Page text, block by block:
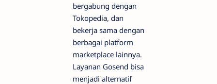
bergabung dengan
Tokopedia, dan
bekerja sama dengan
berbagai platform
marketplace lainnya.
Layanan Gosend bisa
menjadi alternatif